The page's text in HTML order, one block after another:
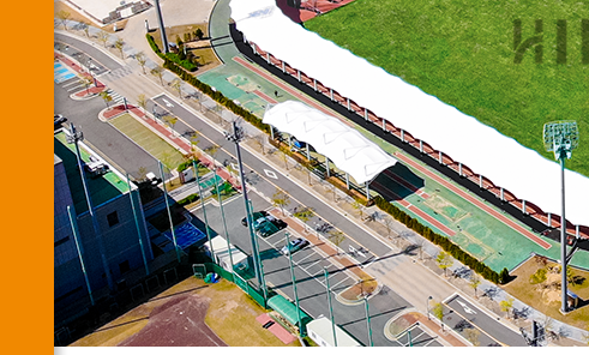
공원 / 놀이터 / 수영장 / 정류장 / 관람석 등에서
야외 활동에 편의를 위한 서비스를 제공합니다.